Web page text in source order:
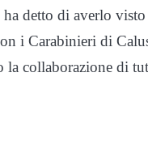
detto di averlo
i Carabinieri di
collaborazione di